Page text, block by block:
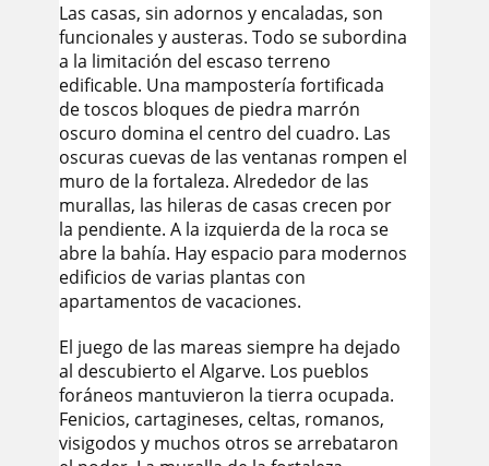
Las casas, sin adornos y encaladas, son
funcionales y austeras. Todo se subordina
a la limitación del escaso terreno
edificable. Una mampostería fortificada
de toscos bloques de piedra marrón
oscuro domina el centro del cuadro. Las
oscuras cuevas de las ventanas rompen el
muro de la fortaleza. Alrededor de las
murallas, las hileras de casas crecen por
la pendiente. A la izquierda de la roca se
abre la bahía. Hay espacio para modernos
edificios de varias plantas con
apartamentos de vacaciones.
El juego de las mareas siempre ha dejado
al descubierto el Algarve. Los pueblos
foráneos mantuvieron la tierra ocupada.
Fenicios, cartagineses, celtas, romanos,
visigodos y muchos otros se arrebataron